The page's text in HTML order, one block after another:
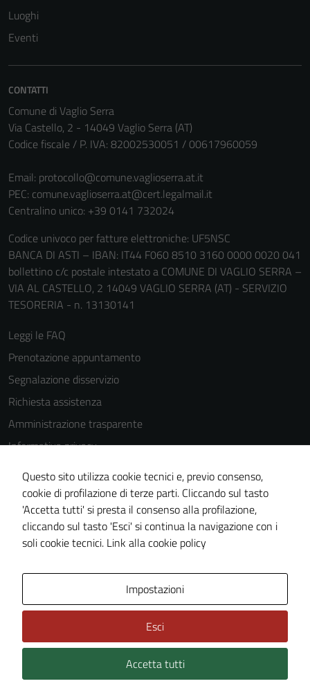
Luoghi
Eventi
CONTATTI
Comune di Vaglio Serra
Via Castello, 2 - 14049 Vaglio Serra (AT)
Codice fiscale / P. IVA: 82002530051 / 00617960059
Email: protocollo@comune.vaglioserra.at.it
PEC: comune.vaglioserra.at@cert.legalmail.it
Centralino unico: +39 0141 732024
Codice univoco per fatture elettroniche: UF5NSC
BANCA DI ASTI – IBAN: IT44 F060 8510 3160 0000 0020 041
bollettino c/c postale intestato a COMUNE DI VAGLIO SERRA –
VIA AL CASTELLO, 2 14049 VAGLIO SERRA (AT) - SERVIZIO
TESORERIA - n. 13130141
Leggi le FAQ
Prenotazione appuntamento
Segnalazione disservizio
Richiesta assistenza
Amministrazione trasparente
Informativa privacy
Cookie Policy
Note legali
Dichiarazione di accessibilità
Piano di miglioramento del sito
Technical Design s.r.l.
Questo sito utilizza cookie tecnici e, previo consenso,
cookie di profilazione di terze parti. Cliccando sul tasto
'Accetta tutti' si presta il consenso alla profilazione,
cliccando sul tasto 'Esci' si continua la navigazione con i
soli cookie tecnici. Link alla cookie policy
Impostazioni
Esci
Accetta tutti
disabilitati.
informazioni
personali.